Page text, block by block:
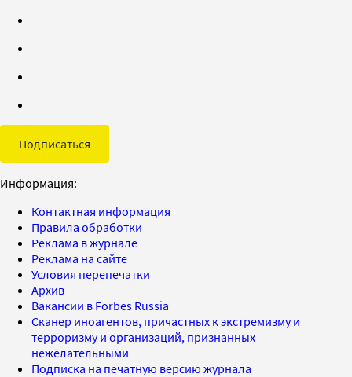
Подписаться
Информация:
Контактная информация
Правила обработки
Реклама в журнале
Реклама на сайте
Условия перепечатки
Архив
Вакансии в Forbes Russia
Сканер иноагентов, причастных к экстремизму и
терроризму и организаций, признанных
нежелательными
Подписка на печатную версию журнала